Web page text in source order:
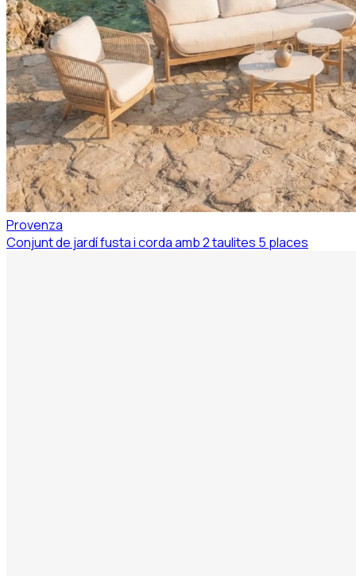
Provenza
Conjunt de jardí fusta i corda amb 2 taulites 5 places